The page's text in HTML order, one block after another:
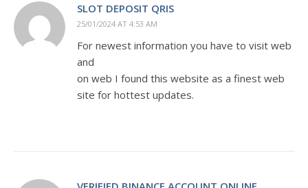
SLOT DEPOSIT QRIS
25/01/2024 AT 4:53 AM
For newest information you have to visit web
and
on web I found this website as a finest web
site for hottest updates.